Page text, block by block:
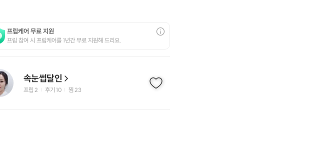
프립케어 무료 지원
프립 참여 시 프립케어를 1년간 무료 지원해 드리요.
속눈썹달인
프립 2 후기 10 찜 23